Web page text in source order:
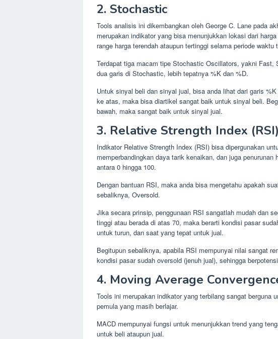
2. Stochastic
Tools analisis ini dikembangkan oleh George C. Lane pada
merupakan indikator yang bisa menunjukkan lokasi dari
range harga terendah ataupun tertinggi selama periode waktu
Terdapat tiga macam tipe Stochastic Oscillators, yakni Fast,
dua garis di Stochastic, lebih tepatnya %K dan %D.
Untuk sinyal beli dan sinyal jual, bisa anda lihat dari garis
ke atas, maka bisa diartikel sangat baik untuk sinyal beli.
bawah, maka sangat baik untuk sinyal jual.
3. Relative Strength Index (RSI)
Indikator Relative Strength Index (RSI) bisa dipergunakan
memperbandingkan daya tarik kenaikan, dan juga
antara 0 hingga 100.
Dengan bantuan RSI, maka anda bisa mengetahu apakah
sebaliknya, Oversold.
Jika secara prinsip, penggunaan RSI sangatlah mudah dan
tinggi atau berada di atas 70, maka berarti kondisi pasar
untuk turun, dan saat yang tepat untuk jual.
Begitupun sebaliknya, apabila RSI mempunyai nilai sangat
kondisi pasar sudah oversold (jenuh jual), sehingga
4. Moving Average
Tools ini merupakan indikator yang terbilang sangat berguna
pemula yang masih berlajar.
MACD mempunyai fungsi untuk menunjukkan trend yang
untuk beli ataupun jual.